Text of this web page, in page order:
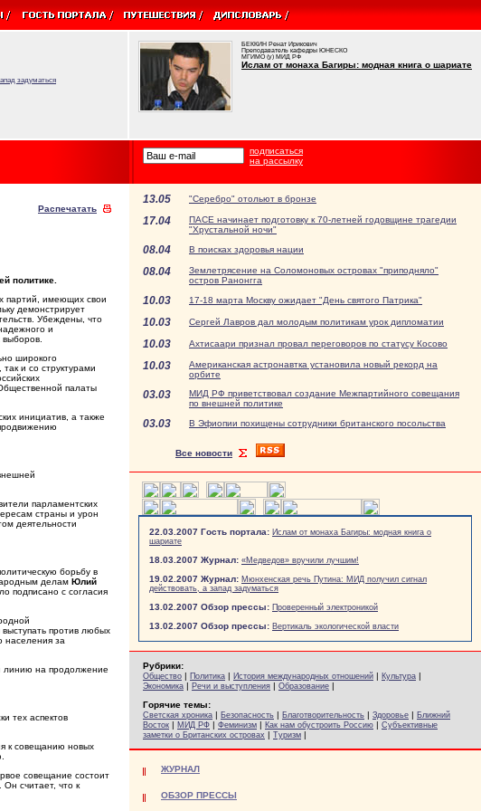
задуматься
БЕККИН Ренат Ирикович
Преподаватель кафедры ЮНЕСКО
МГИМО (у) МИД РФ
Ислам от монаха Багиры: модная книга о шариате
подписаться
на рассылку
Распечатать
политике.
партий, имеющих свои
демонстрирует
Убеждены, что
и
широкого
и со структурами
палаты
инициатив, а также
парламентских
страны и урон
деятельности
борьбу в
делам Юлий
подписано с согласия
против любых
населения за
линию на продолжение
тех аспектов
к совещанию новых
совещание состоит
считает, что к
13.05 "Серебро" отольют в бронзе
17.04
ПАСЕ начинает подготовку к 70-летней годовщине трагедии
"Хрустальной ночи"
08.04 В поисках здоровья нации
08.04
Землетрясение на Соломоновых островах "приподняло"
остров Ранонгга
10.03 17-18 марта Москву ожидает "День святого Патрика"
10.03 Сергей Лавров дал молодым политикам урок дипломатии
10.03 Ахтисаари признал провал переговоров по статусу Косово
10.03
Американская астронавтка установила новый рекорд на
орбите
03.03
МИД РФ приветствовал создание Межпартийного совещания
по внешней политике
03.03 В Эфиопии похищены сотрудники британского посольства
Все новости
22.03.2007 Гость портала: Ислам от монаха Багиры: модная книга о
шариате
18.03.2007 Журнал: «Медведов» вручили лучшим!
19.02.2007 Журнал: Мюнхенская речь Путина: МИД получил сигнал
действовать, а запад задуматься
13.02.2007 Обзор прессы: Проверенный электроникой
13.02.2007 Обзор прессы: Вертикаль экологической власти
Рубрики:
Общество | Политика | История международных отношений | Культура |
Экономика | Речи и выступления | Образование |
Горячие темы:
Светская хроника | Безопасность | Благотворительность | Здоровье | Ближний
Восток | МИД РФ | Феминизм | Как нам обустроить Россию | Субъективные
заметки о Британских островах | Туризм |
ЖУРНАЛ
ОБЗОР ПРЕССЫ